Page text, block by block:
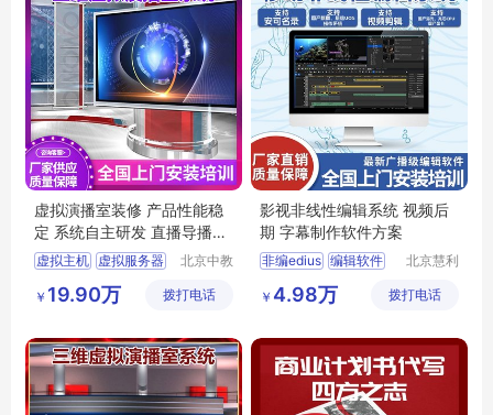
虚拟演播室装修 产品性能稳
定 系统自主研发 直播导播录
播音视频设备
虚拟主机 虚拟服务器
演播室建设方案
北京中教
有限公司
￥ 19.90万 拨打电话
影视非线性编辑系统 视频后
期 字幕制作软件方案
非编edius 编辑软件
非线性视频编辑
北京慧利
有限责任
￥ 4.98万 拨打电话